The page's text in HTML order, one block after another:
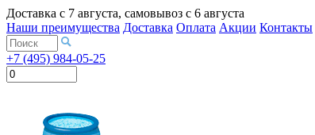
Доставка с 7 августа, самовывоз с 6 августа
Наши преимущества Доставка Оплата Акции Контакты
+7 (495) 984-05-25